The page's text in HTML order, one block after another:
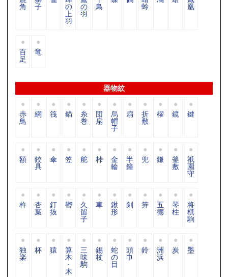
角 子 の
上
羽
の
羽
鳥 蛉 凰
百
足
竜
器物紋
赤
鳥
網 筏 錨 糸
巻
団
扇
烏
帽
子
扇 折
敷
櫂 鏡 鍵
額 鉸
具
傘 笠 舵 桛 金
輪
半
鐘
兜 鎌 釜
敷
祇
園
守
杵 杏
葉
釘
抜
轡 久
留
子
車 鍬
形
剣 笄 五
德
琴
柱
将
棋
駒
独
楽
杯 猿 算
木
・
木
三
味
駒
錫
杖
蛇
の
目
頭
巾
鈴 洲
浜
炭 墨